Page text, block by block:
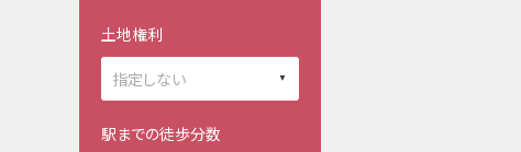
土地権利
駅までの徒歩分数